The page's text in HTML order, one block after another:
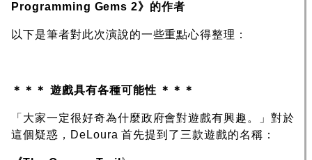
Programming Gems 2》的作者
以下是筆者對此次演說的一些重點心得整理：
＊＊＊ 遊戲具有各種可能性 ＊＊＊
「大家一定很好奇為什麼政府會對遊戲有興趣。」對於
這個疑惑，DeLoura 首先提到了三款遊戲的名稱：